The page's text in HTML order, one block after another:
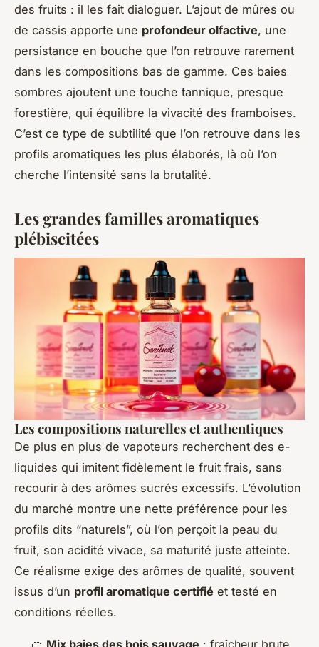
des fruits : il les fait dialoguer. L’ajout de mûres ou
de cassis apporte une profondeur olfactive, une
persistance en bouche que l’on retrouve rarement
dans les compositions bas de gamme. Ces baies
sombres ajoutent une touche tannique, presque
forestière, qui équilibre la vivacité des framboises.
C’est ce type de subtilité que l’on retrouve dans les
profils aromatiques les plus élaborés, là où l’on
cherche l’intensité sans la brutalité.
Les grandes familles aromatiques
plébiscitées
Les compositions naturelles et authentiques
De plus en plus de vapoteurs recherchent des e-
liquides qui imitent fidèlement le fruit frais, sans
recourir à des arômes sucrés excessifs. L’évolution
du marché montre une nette préférence pour les
profils dits “naturels”, où l’on perçoit la peau du
fruit, son acidité vivace, sa maturité juste atteinte.
Ce réalisme exige des arômes de qualité, souvent
issus d’un profil aromatique certifié et testé en
conditions réelles.